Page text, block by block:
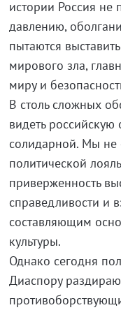
истории Россия не
давлению,
пытаются
мирового зла,
миру и
В столь сложных
видеть
солидарной. Мы не
политической
приверженность
справедливости и
составляющим
культуры.
Однако сегодня
Диаспору